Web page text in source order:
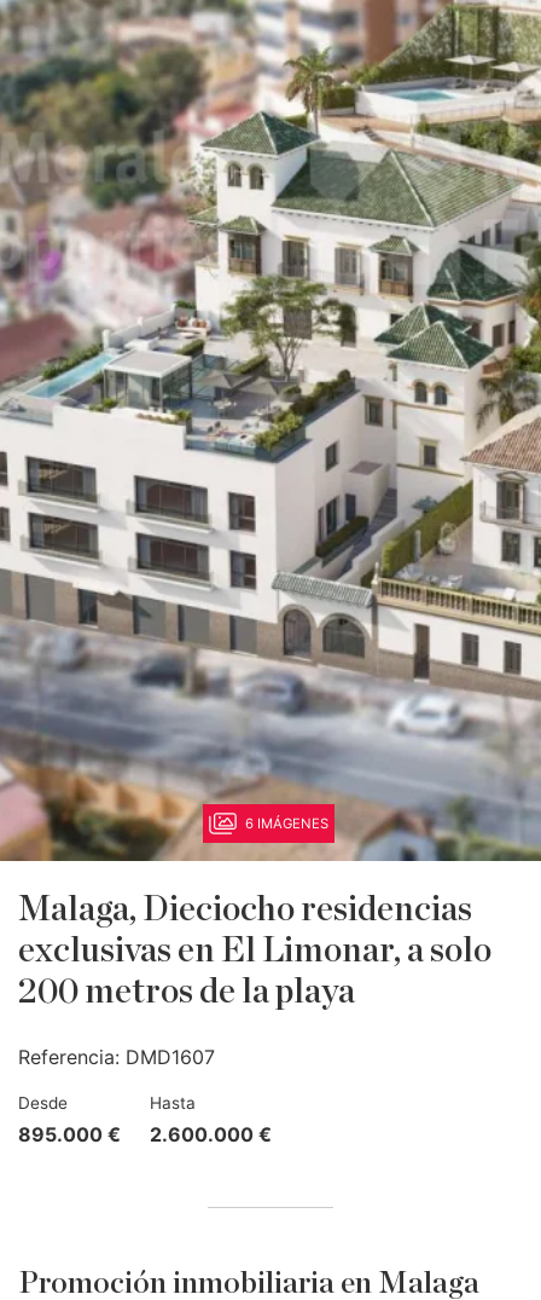
6 IMÁGENES
Malaga, Dieciocho residencias
exclusivas en El Limonar, a solo
200 metros de la playa
Referencia: DMD1607
Desde
895.000 €
Hasta
2.600.000 €
Promoción inmobiliaria en Malaga